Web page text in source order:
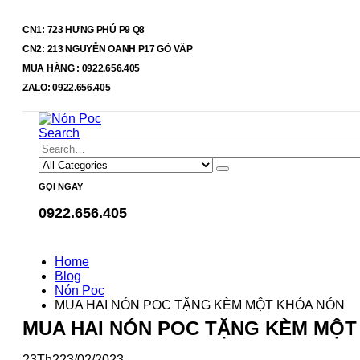
CN1: 723 HƯNG PHÚ P9 Q8
CN2: 213 NGUYỄN OANH P17 GÒ VẤP
MUA HÀNG : 0922.656.405
ZALO: 0922.656.405
Search
GỌI NGAY
0922.656.405
Home
Blog
Nón Poc
MUA HAI NÓN POC TẶNG KÈM MỘT KHÓA NÓN
MUA HAI NÓN POC TẶNG KÈM